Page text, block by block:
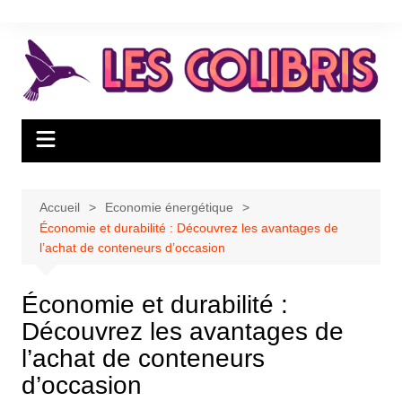
contenu
Accueil
Economie énergétique
Économie et durabilité : Découvrez les avantages de
l’achat de conteneurs d’occasion
Économie et durabilité :
Découvrez les avantages de
l’achat de conteneurs
d’occasion